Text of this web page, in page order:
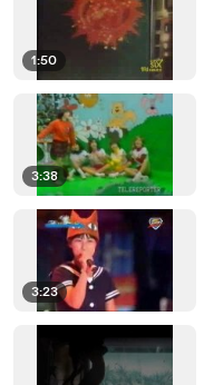
1:50
3:38
3:23